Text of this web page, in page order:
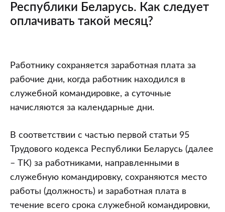
Республики Беларусь. Как следует
оплачивать такой месяц?
Сотрудник
организации
все
рабочие
месяца
(20
рабочих
дней)
находился
в
Работнику сохраняется заработная плата за
рабочие дни, когда работник находился в
служебной командировке, а суточные
начисляются за календарные дни.
В соответствии с частью первой статьи 95
Трудового кодекса Республики Беларусь (далее
– ТК) за работниками, направленными в
служебную командировку, сохраняются место
работы (должность) и заработная плата в
течение всего срока служебной командировки,